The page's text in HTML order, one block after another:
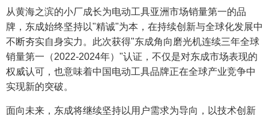
从黄海之滨的小厂成长为电动工具亚洲市场销量第一的品
牌，东成始终坚持以"精诚"为本，在持续创新与全球化发展中
不断夯实自身实力。此次获得"东成角向磨光机连续三年全球
销量第一（2022-2024年）"认证，不仅是对东成市场表现的
权威认可，也意味着中国电动工具品牌正在全球产业竞争中
实现新的突破。
面向未来，东成将继续坚持以用户需求为导向，以技术创新